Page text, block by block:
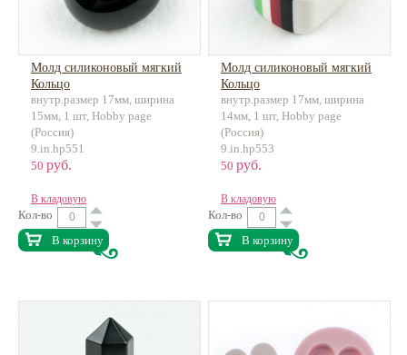
Молд силиконовый мягкий
Кольцо
внутр.размер 17мм, ширина
15мм, 1 шт, Hobby page
(Россия)
9.in.hp551
50 руб.
В кладовую
Кол-во
В корзину
Молд силиконовый мягкий
Кольцо
внутр.размер 17мм, ширина
14мм, 1 шт, Hobby page
(Россия)
9.in.hp553
50 руб.
В кладовую
Кол-во
В корзину